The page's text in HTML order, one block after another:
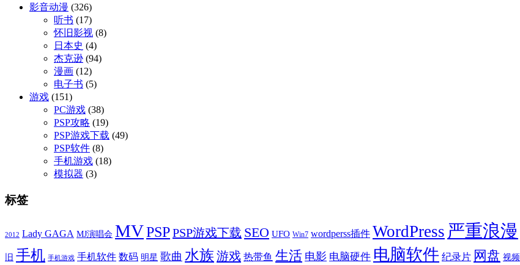
影音动漫 (326)
听书 (17)
怀旧影视 (8)
日本史 (4)
杰克逊 (94)
漫画 (12)
电子书 (5)
游戏 (151)
PC游戏 (38)
PSP攻略 (19)
PSP游戏下载 (49)
PSP软件 (8)
手机游戏 (18)
模拟器 (3)
标签
2012 Lady GAGA MJ演唱会 MVPSPPSP游戏下载 SEO UFO Win7 wordperss插件 WordPress 严重浪漫
旧 手机 手机游戏 手机软件 数码 明星 歌曲 水族 游戏 热带鱼 生活 电影 电脑硬件 电脑软件 纪录片 网盘 视频